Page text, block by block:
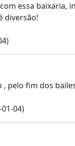
essa baixaria,
diversão!
pelo fim dos
04)